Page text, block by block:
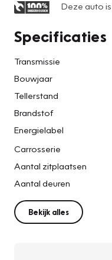
Deze auto
Specificaties
Transmissie
Bouwjaar
Tellerstand
Brandstof
Energielabel
Carrosserie
Aantal zitplaatsen
Aantal deuren
Bekijk alles